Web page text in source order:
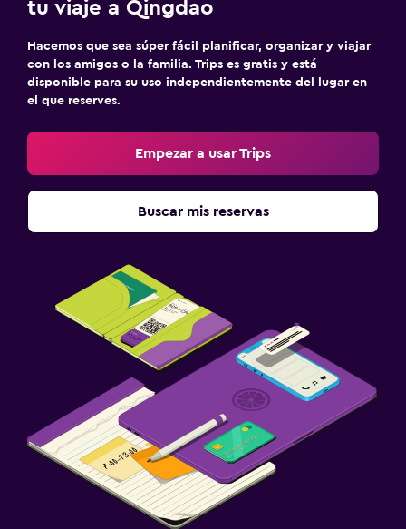
tu viaje a Qingdao
Hacemos que sea súper fácil planificar, organizar y viajar
con los amigos o la familia. Trips es gratis y está
disponible para su uso independientemente del lugar en
el que reserves.
Empezar a usar Trips
Buscar mis reservas